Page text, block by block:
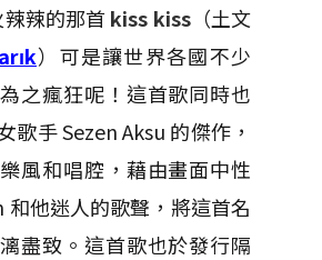
辣的那首 kiss kiss（土文
）可是讓世界各國不少
之瘋狂呢！這首歌同時也
歌手 Sezen Aksu 的傑作，
風和唱腔，藉由畫面中性
和他迷人的歌聲，將這首名
盡致。這首歌也於發行隔